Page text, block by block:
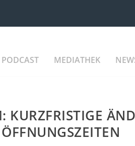
PODCAST MEDIATHEK
KURZFRISTIGE
ÖFFNUNGSZEITEN